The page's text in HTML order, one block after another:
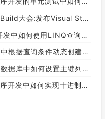
for Mac,.NET Core以及Xamarin.Forms的最新版本及更新
素的某个属性值在另外一个集合中存在的子集？
建LINQ的Where查询表达式的实现方案
如何设置主键列为自增列？
进制数字和十六进制间的相互转换呢？